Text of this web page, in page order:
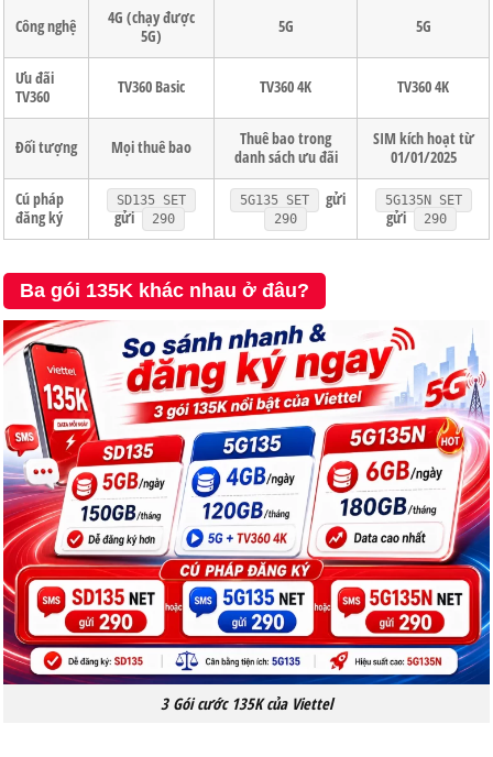
Công nghệ
4G (chạy được
5G)
5G 5G
Ưu đãi
TV360
TV360 Basic TV360 4K TV360 4K
Đối tượng Mọi thuê bao
Thuê bao trong
danh sách ưu đãi
SIM kích hoạt từ
01/01/2025
Cú pháp
đăng ký
SD135 SET
gửi 290
5G135 SET gửi
290
5G135N SET
gửi 290
Ba gói 135K khác nhau ở đâu?
3 Gói cước 135K của Viettel